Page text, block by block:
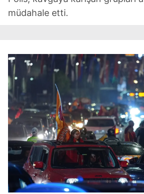
müdahale etti.